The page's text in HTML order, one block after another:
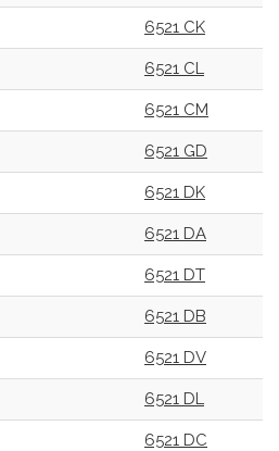
6521 CK
6521 CL
6521 CM
6521 GD
6521 DK
6521 DA
6521 DT
6521 DB
6521 DV
6521 DL
6521 DC